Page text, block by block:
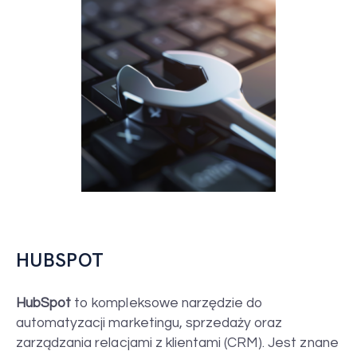
HUBSPOT
HubSpot to kompleksowe narzędzie do
automatyzacji marketingu, sprzedaży oraz
zarządzania relacjami z klientami (CRM). Jest znane